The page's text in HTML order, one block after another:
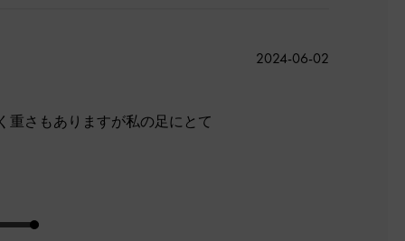
重さもありますが私の足にとて
公
2024-06-02